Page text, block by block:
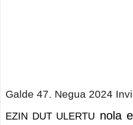
Galde 47. Negua 2024
EZIN DUT ULERTU nola